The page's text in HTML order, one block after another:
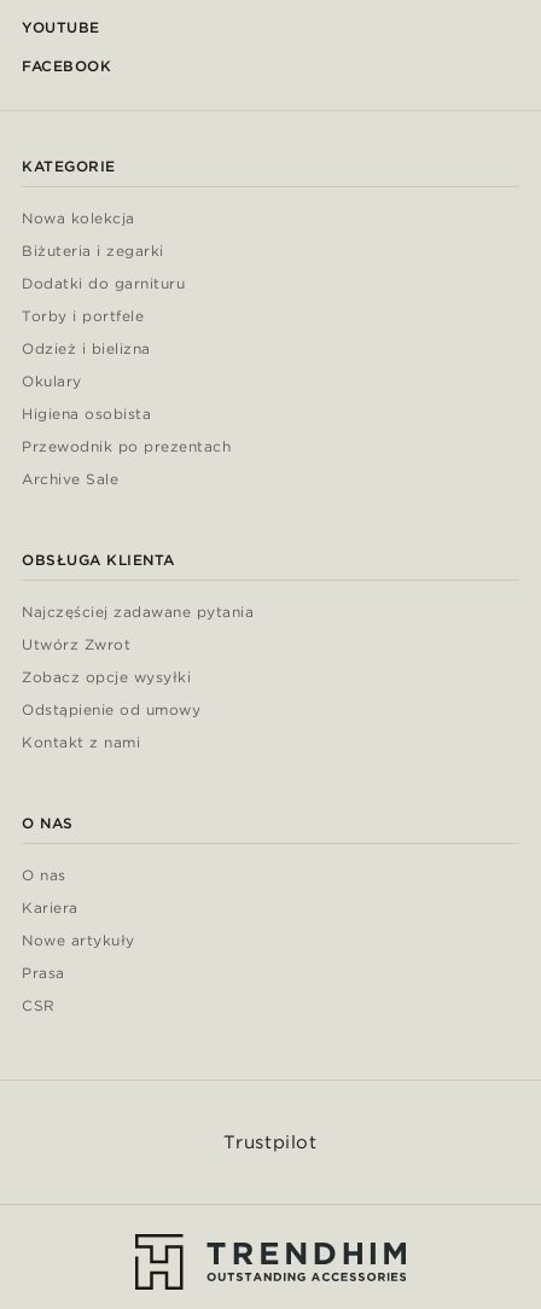
YOUTUBE
FACEBOOK
KATEGORIE
Nowa kolekcja
Biżuteria i zegarki
Dodatki do garnituru
Torby i portfele
Odzież i bielizna
Okulary
Higiena osobista
Przewodnik po prezentach
Archive Sale
OBSŁUGA KLIENTA
Najczęściej zadawane pytania
Utwórz Zwrot
Zobacz opcje wysyłki
Odstąpienie od umowy
Kontakt z nami
O NAS
O nas
Kariera
Nowe artykuły
Prasa
CSR
Trustpilot